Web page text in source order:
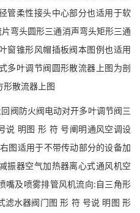
管柔性接头中心部分也适用于软
弯头圆形三通消声弯头矩形三通
窗锥形风帽插板阀本图例也适用
多叶调节阀圆形散流器上图为剖
形散流器上图
防火阀电动对开多叶调节阀三
说 明图 形 符 号阐明通风空调设
图适用于不带传动部分的设备加
振器空气加热器离心式通风机空
嘴及喷雾排管风机流向:自三角形
滤水器阀门图 形 符 号说 明图 形